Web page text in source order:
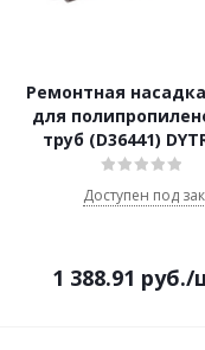
Ремонтная
для
труб (D36441)
Доступен под
1 388.91 руб./